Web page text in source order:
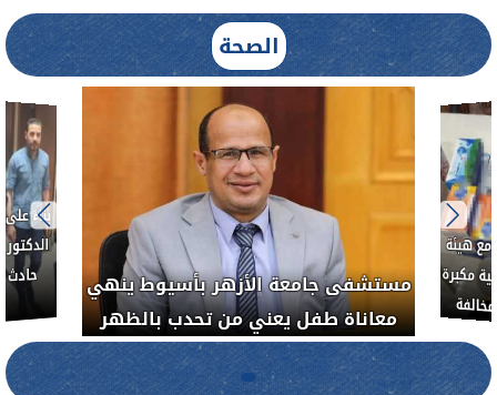
الصحة
مستشفى جامعة
معاناة طفل
العلاج الحر بمنفلوط بالتعاون مع هيئة
الدواء المصرية يشن حملة رقابية مكبرة
لضبط المنشآت الطبية المخالفة .....